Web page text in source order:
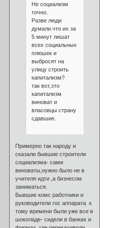
Не социализм
точно.
Разве люди
думали.что их за
5 минут лишат
всех социальных
плюшек и
выбросят на
улицу строить
капитализм?
так вот,это
капитализм
виноват и
власовцы страну
сдавшие.
Примерно так народу и
сказали бывшие строители
социализма- сами
виноваты,нужно было не в
учителя идти ,а бизнесом
заниматься.
Бывшие комс работники и
руководители гос аппарата к
тому времени были уже все в
шоколаде- сидели в банках и